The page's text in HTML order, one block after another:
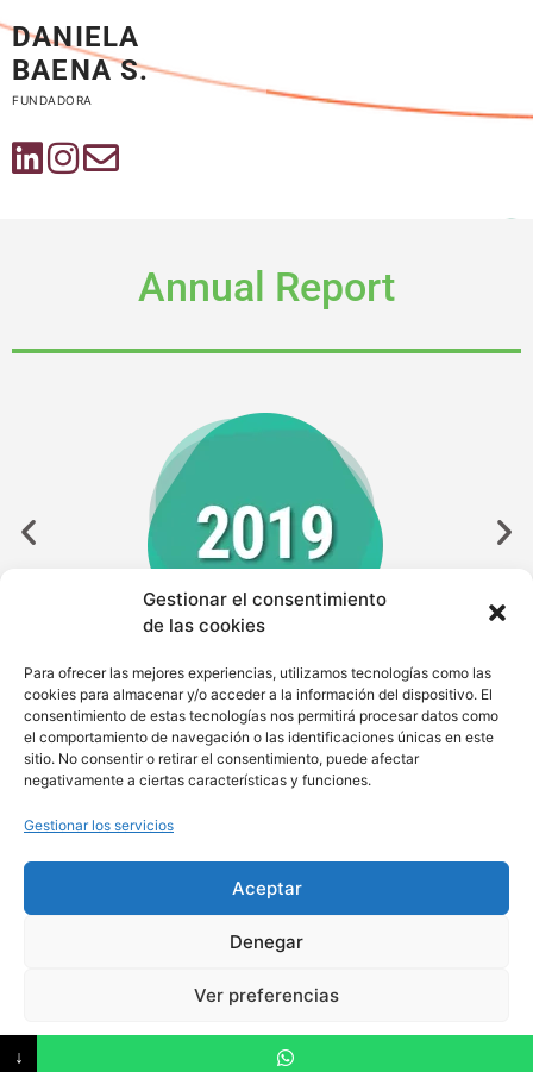
Gestionar el consentimiento
de las cookies
Para ofrecer las mejores experiencias, utilizamos tecnologías como las
cookies para almacenar y/o acceder a la información del dispositivo. El
consentimiento de estas tecnologías nos permitirá procesar datos como
el comportamiento de navegación o las identificaciones únicas en este
sitio. No consentir o retirar el consentimiento, puede afectar
negativamente a ciertas características y funciones.
Gestionar los servicios
Aceptar
Denegar
Ver preferencias
Política de cookies
DANIELA
BAENA S.
FUNDADORA
Annual Report
Treatment and protection of personal data policy
info@wom-en.org +57 318 576 5458
↓